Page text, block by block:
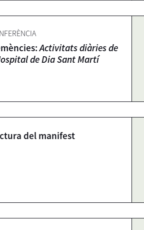
Activitats diàries de
de Dia Sant Martí
del manifest